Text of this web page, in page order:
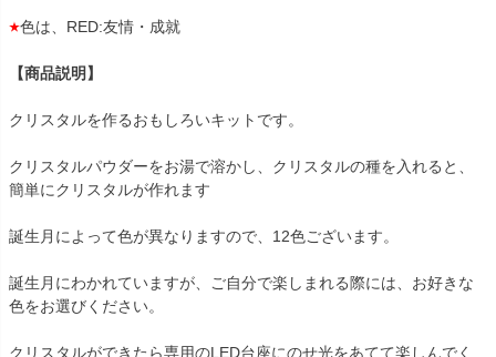
色は、RED:友情・成就
【商品説明】
クリスタルを作るおもしろいキットです。
クリスタルパウダーをお湯で溶かし、クリスタルの種を入れると、
簡単にクリスタルが作れます
誕生月によって色が異なりますので、12色ございます。
誕生月にわかれていますが、ご自分で楽しまれる際には、お好きな
色をお選びください。
クリスタルができたら専用のLED台座にのせ光をあてて楽しんでく